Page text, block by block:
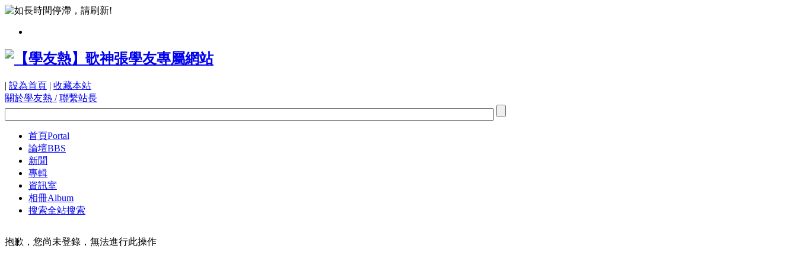
| 設為首頁 | 收藏本站
關於學友熱 / 聯繫站長
首頁Portal
論壇BBS
新聞
專輯
資訊室
相冊Album
搜索全站搜索
抱歉，您尚未登錄，無法進行此操作